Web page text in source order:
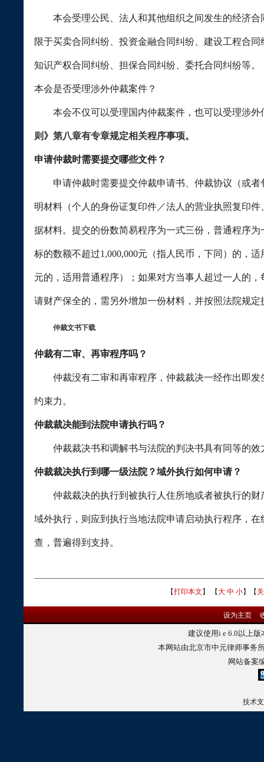
本会受理公民、法人和其他组织之间发生的经济合
限于买卖合同纠纷、投资金融合同纠纷、建设工程合
知识产权合同纠纷、担保合同纠纷、委托合同纠纷等。
本会是否受理涉外仲裁案件？
本会不仅可以受理国内仲裁案件，也可以受理涉外
则》第八章有专章规定相关程序事项。
申请仲裁时需要提交哪些文件？
申请仲裁时需要提交仲裁申请书、仲裁协议（或者
明材料（个人的身份证复印件／法人的营业执照复印
据材料。提交的份数简易程序为一式三份，普通程序
标的数额不超过1,000,000元（指人民币，下同）的，
元的，适用普通程序）；如果对方当事人超过一人的
请财产保全的，需另外增加一份材料，并按照法院规定
仲裁文书下载
仲裁有二审、再审程序吗？
仲裁没有二审和再审程序，仲裁裁决一经作出即发
约束力。
仲裁裁决能到法院申请执行吗？
仲裁裁决书和调解书与法院的判决书具有同等的效
仲裁裁决执行到哪一级法院？域外执行如何申请？
仲裁裁决的执行到被执行人住所地或者被执行的财
域外执行，则应到执行当地法院申请启动执行程序，
查，普遍得到支持。
【打印本文 】 【大 中 小】【
设为主页
建议使用i e 6.0 以上版
本网站由北京市中元律师事务
网站备案
技术